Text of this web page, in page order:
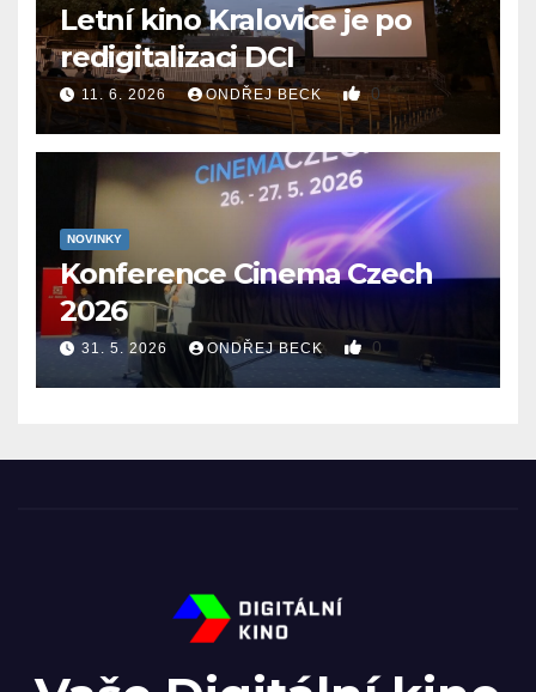
Letní kino Kralovice je po
redigitalizaci DCI
11. 6. 2026 ONDŘEJ BECK 0
NOVINKY
Konference Cinema Czech
2026
31. 5. 2026 ONDŘEJ BECK 0